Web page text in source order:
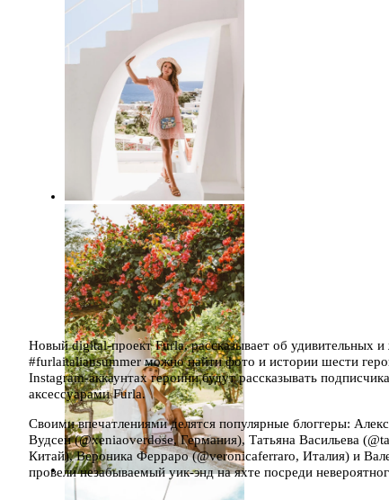
Новый digital-проект Furla, рассказывает об удивительных
#furlaitaliansummer можно найти фото и истории шести
Instagram-аккаунтах героини будут рассказывать
аксессуарами Furla.
Своими впечатлениями делятся популярные блоггеры:
Вудсен (@xeniaoverdose, Германия), Татьяна Васильева
Китай), Вероника Ферраро (@veronicaferraro, Италия) и
провели незабываемый уик-энд на яхте посреди